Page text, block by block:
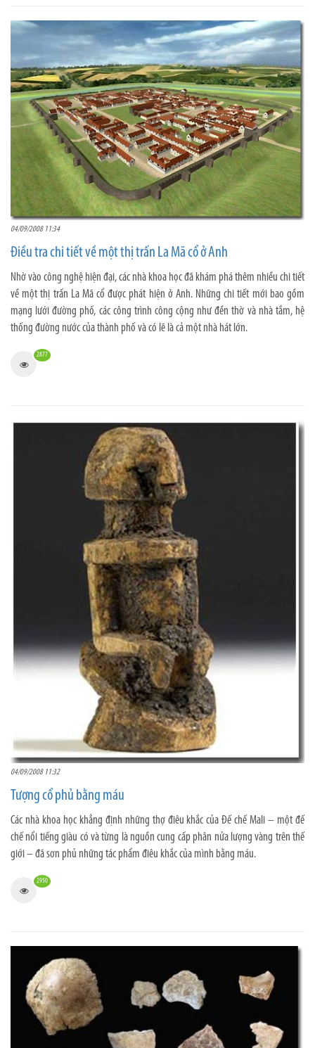
04/09/2008 11:34
Điều tra chi tiết về một thị trấn La Mã cổ ở Anh
Nhờ vào công nghệ hiện đại, các nhà khoa học đã khám phá thêm nhiều chi tiết
về một thị trấn La Mã cổ được phát hiện ở Anh. Những chi tiết mới bao gồm
mạng lưới đường phố, các công trình công cộng như đền thờ và nhà tắm, hệ
thống đường nước của thành phố và có lẽ là cả một nhà hát lớn.
2877
04/09/2008 11:32
Tượng cổ phủ bằng máu
Các nhà khoa học khẳng định những thợ điêu khắc của Đế chế Mali – một đế
chế nổi tiếng giàu có và từng là nguồn cung cấp phân nửa lượng vàng trên thế
giới – đã sơn phủ những tác phẩm điêu khắc của mình bằng máu.
2950